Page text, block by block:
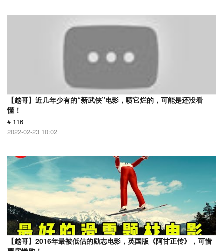
【越哥】近几年少有的“新武侠”电影，喷它烂的，可能是还没看
懂！
# 116
2022-02-23 10:02
【越哥】2016年最被低估的励志电影，英国版《阿甘正传》，可惜